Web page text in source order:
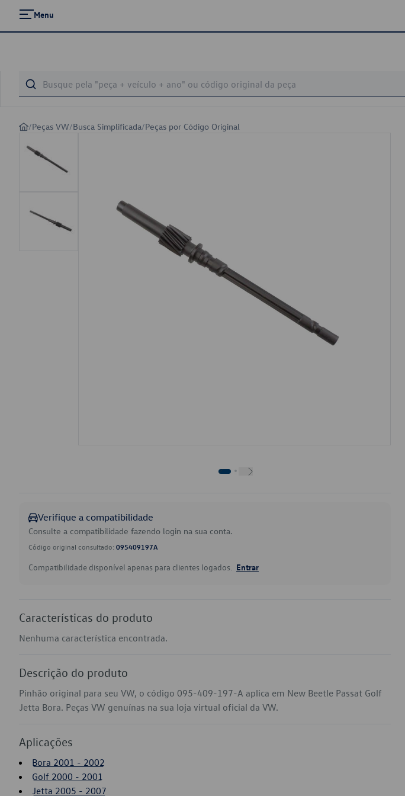
Menu
/Peças VW/Busca Simplificada/Peças por Código Original
Verifique a compatibilidade
Consulte a compatibilidade fazendo login na sua conta.
Código original consultado: 095409197A
Compatibilidade disponível apenas para clientes logados. Entrar
Características do produto
Nenhuma característica encontrada.
Descrição do produto
Pinhão original para seu VW, o código 095-409-197-A aplica em New Beetle Passat Golf
Jetta Bora. Peças VW genuínas na sua loja virtual oficial da VW.
Aplicações
Bora 2001 - 2002
Golf 2000 - 2001
Jetta 2005 - 2007